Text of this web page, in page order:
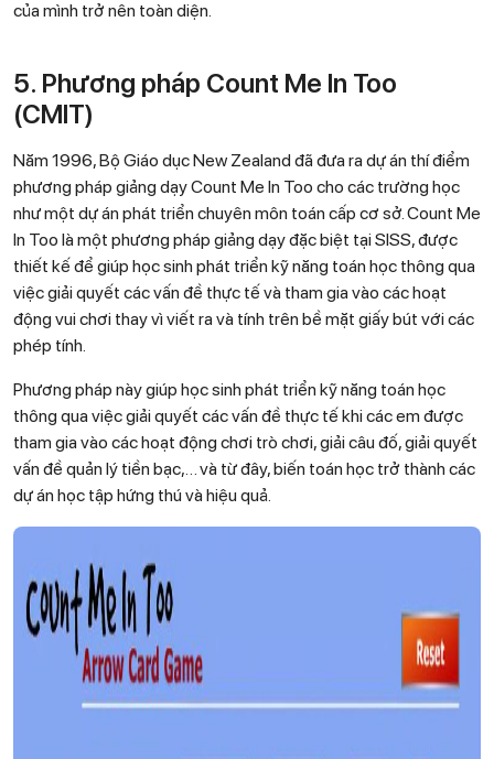
của mình trở nên toàn diện.
5. Phương pháp Count Me In Too
(CMIT)
Năm 1996, Bộ Giáo dục New Zealand đã đưa ra dự án thí điểm
phương pháp giảng dạy Count Me In Too cho các trường học
như một dự án phát triển chuyên môn toán cấp cơ sở. Count Me
In Too là một phương pháp giảng dạy đặc biệt tại SISS, được
thiết kế để giúp học sinh phát triển kỹ năng toán học thông qua
việc giải quyết các vấn đề thực tế và tham gia vào các hoạt
động vui chơi thay vì viết ra và tính trên bề mặt giấy bút với các
phép tính.
Phương pháp này giúp học sinh phát triển kỹ năng toán học
thông qua việc giải quyết các vấn đề thực tế khi các em được
tham gia vào các hoạt động chơi trò chơi, giải câu đố, giải quyết
vấn đề quản lý tiền bạc,… và từ đây, biến toán học trở thành các
dự án học tập hứng thú và hiệu quả.